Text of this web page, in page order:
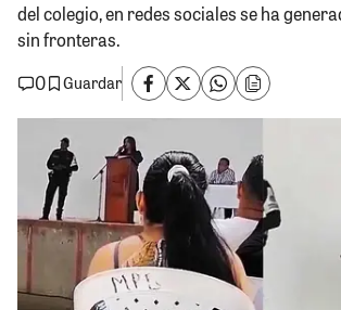
del colegio, en redes sociales se ha
sin fronteras.
0
Guardar